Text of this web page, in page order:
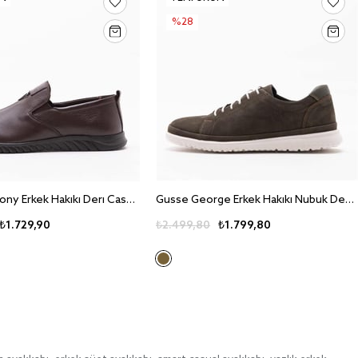
Gusse Anthony Erkek Hakiki Deri Casual Ayakkabi 15288
₺1.729,90
Gusse George Erkek Hakiki Nubuk Deri Casual Ayakkabı 9144
₺1.799,80
₺2.499,80
%28